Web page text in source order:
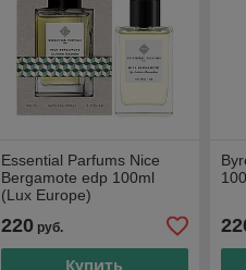
Essential Parfums Nice
Bergamote edp 100ml
(Lux Europe)
220руб.
Купить